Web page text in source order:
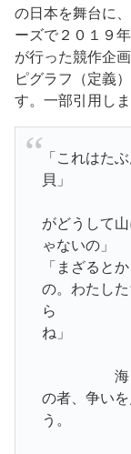
の日本を舞台に
ーズで２０１９
が行った競作企
ピグラフ（定義
す。一部引用しま
「これはた
がどうして
ゃ
「まざると
の。わたし
ら
の者、争い
う。